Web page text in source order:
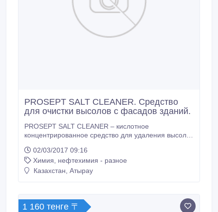
PROSEPT SALT CLEANER. Средство
для очистки высолов с фасадов зданий.
PROSEPT SALT CLEANER – кислотное
концентрированное средство для удаления высолов
натурального и искусственного камня и других
минеральных строительных материалов. Удаляет
пятна от ржавчины. Особенность – мягко удаляет
02/03/2017 09:16
Химия, нефтехимия - разное
Казахстан, Атырау
1 160 тенге 〒